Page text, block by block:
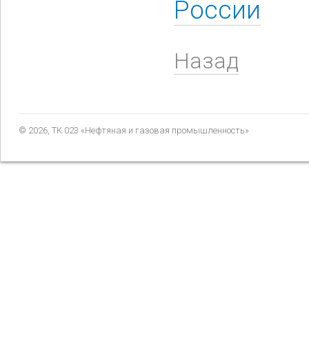
России
Назад
© 2026, ТК 023 «Нефтяная и газовая промышленность»